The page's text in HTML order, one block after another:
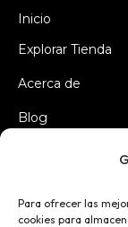
Para ofrecer las
cookies para
Inicio
Explorar Tienda
Acerca de
Blog
LEGAL